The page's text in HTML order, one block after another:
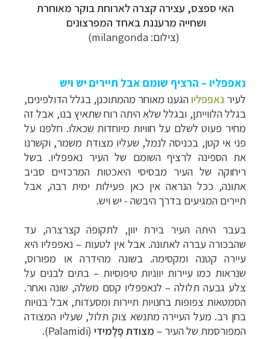
האי ספצס, עצירה קצרה לארוחת בוקר מאוחרת
ושחייה מרעננת באחד המפרצונים
(צילום: milangonda
)
נאפפליו – הרציף שומם אבל תיירים יש ויש
לעיר נאפפליוהגענו מאוחר מהמתוכנן, בגלל הדולפינים,
בגלל הלווייתן, ובגלל שלא היתה רוח שתאיץ בנו, אבל זה
מחיר פעוט לשלם על חוויות מיוחדות שכאלו. חלפנו על
פני אי קטן, בכניסה לנמל, שעליו מצודת משמר, וקשרנו
את הספינה לרציף השומם של העיר נאפפליו. בשל
ריחוקה של העיר מבסיסי היאכטות המרכזיים סביב
אתונה, ככל הנראה אין כאן פעילות ימית רבה, אבל
תיירים המגיעים בדרך היבשה - יש ויש.
בעבר היתה העיר בירת יוון, לתקופה קצרצרה, עד
שהבכורה עברה לאתונה. אבל אין לטעות – נאפפליו היא
עיירה קטנה ומקסימה. בשונה מהידרה או מפורוס,
שנראות כמו עיירות יווניות טיפוסיות – בתים לבנים על
צלע גבעה תלולה – לנאפפליו קסם משלה, שונה ואחר.
הסמטאות צפופות בחנויות תיירות ומסעדות, אבל בנויות
בחן רב. מעל העיירה מתנשא צוק תלול, שעליו המצודה
המפורסמת של העיר – מצודת פָלָמידי (
Palamidi
).